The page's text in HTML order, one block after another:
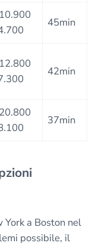
45min
42min
37min
a Boston nel
possibile, il